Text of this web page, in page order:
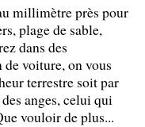
millimètre près pour
plage de sable,
dans des
de voiture, on vous
terrestre soit par
anges, celui qui
vouloir de plus...